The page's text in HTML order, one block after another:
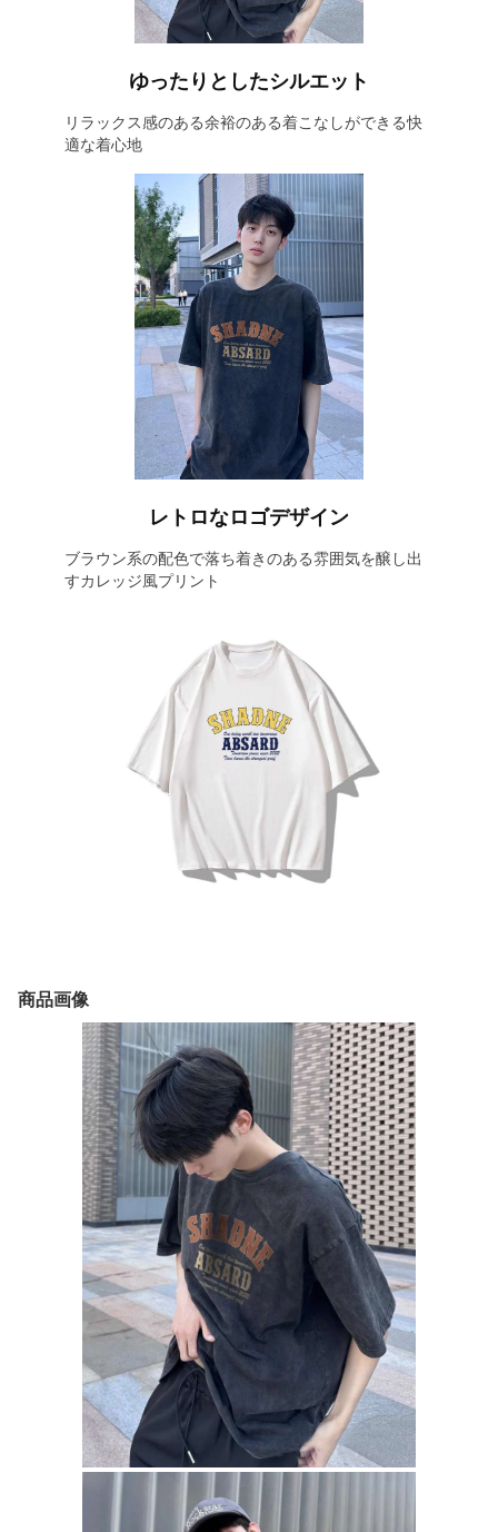
ゆったりとしたシルエット
リラックス感のある余裕のある着こなしができる快
適な着心地
レトロなロゴデザイン
ブラウン系の配色で落ち着きのある雰囲気を醸し出
すカレッジ風プリント
商品画像